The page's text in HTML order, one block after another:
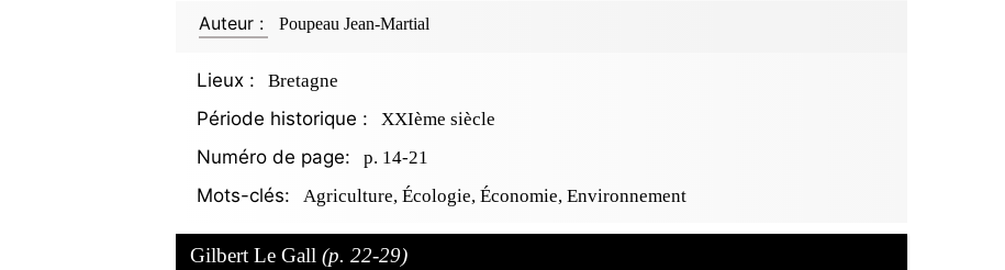
Auteur : Poupeau Jean-Martial
Lieux : Bretagne
Période historique : XXIème siècle
Numéro de page: p. 14-21
Mots-clés: Agriculture, Écologie, Économie, Environnement
Gilbert Le Gall (p. 22-29)